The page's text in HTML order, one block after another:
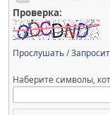
Проверка:
Прослушать/
Наберите символы,